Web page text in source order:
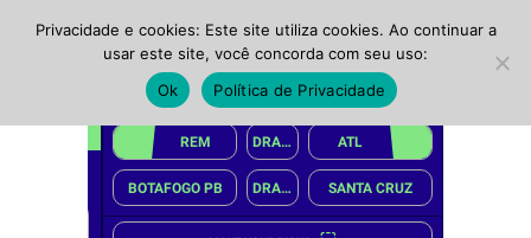
Privacidade e cookies: Este site utiliza cookies. Ao continuar a
usar este site, você concorda com seu uso:
Ok
Política de Privacidade